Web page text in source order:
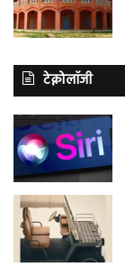
टेक्नोलॉजी